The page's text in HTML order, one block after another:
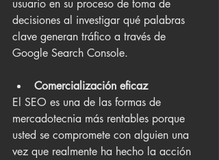
usuario en su proceso de toma de
decisiones al investigar qué palabras
clave generan tráfico a través de
Google Search Console.
Comercialización eficaz
El SEO es una de las formas de
mercadotecnia más rentables porque
usted se compromete con alguien una
vez que realmente ha hecho la acción